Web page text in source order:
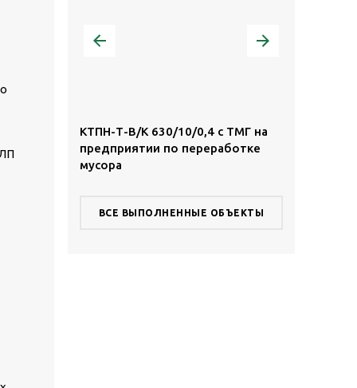
КТПН-Т-В/К 630/10/0,4 с ТМГ на
предприятии по переработке
мусора
ВСЕ ВЫПОЛНЕННЫЕ ОБЪЕКТЫ